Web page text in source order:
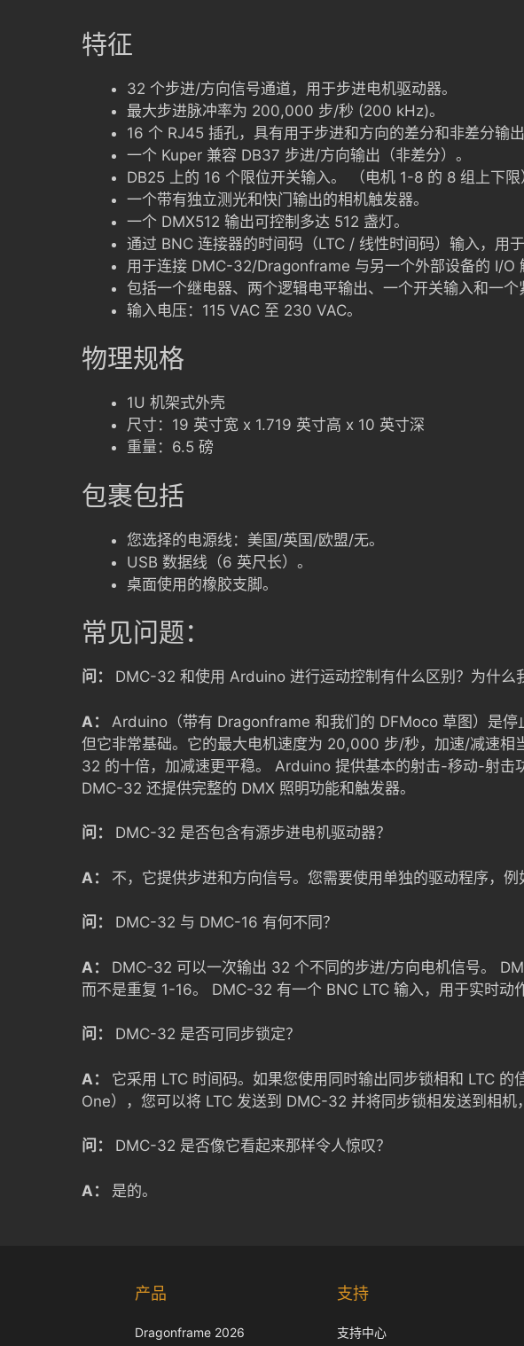
特征
32 个步进/方向信号通道，用于步进电机驱动器。
最大步进脉冲率为 200,000 步/秒 (200 kHz)。
16 个 RJ45 插孔，具有用于步进和方向的差分和非差分输出
一个 Kuper 兼容 DB37 步进/方向输出（非差分）。
DB25 上的 16 个限位开关输入。 （电机 1-8 的 8 组上下限
一个带有独立测光和快门输出的相机触发器。
一个 DMX512 输出可控制多达 512 盏灯。
通过 BNC 连接器的时间码（LTC / 线性时间码）输入，用
用于连接 DMC-32/Dragonframe 与另一个外部设备的 I/O
包括一个继电器、两个逻辑电平输出、一个开关输入和一个
输入电压：115 VAC 至 230 VAC。
物理规格
1U 机架式外壳
尺寸：19 英寸宽 x 1.719 英寸高 x 10 英寸深
重量：6.5 磅
包裹包括
您选择的电源线：美国/英国/欧盟/无。
USB 数据线（6 英尺长）。
桌面使用的橡胶支脚。
常见问题：
问： DMC-32 和使用 Arduino 进行运动控制有什么区别？为什么
A： Arduino（带有 Dragonframe 和我们的 DFMoco 草图）是停
但它非常基础。它的最大电机速度为 20,000 步/秒，加速/减速
32 的十倍，加减速更平稳。 Arduino 提供基本的射击-移动-射击
DMC-32 还提供完整的 DMX 照明功能和触发器。
问： DMC-32 是否包含有源步进电机驱动器？
A： 不，它提供步进和方向信号。您需要使用单独的驱动程序，例
问： DMC-32 与 DMC-16 有何不同？
A： DMC-32 可以一次输出 32 个不同的步进/方向电机信号。
而不是重复 1-16。 DMC-32 有一个 BNC LTC 输入，用于实时动
问： DMC-32 是否可同步锁定？
A： 它采用 LTC 时间码。如果您使用同时输出同步锁相和 LTC
One），您可以将 LTC 发送到 DMC-32 并将同步锁相发送到相机
问： DMC-32 是否像它看起来那样令人惊叹？
A： 是的。
产品
Dragonframe 2026
支持
支持中心